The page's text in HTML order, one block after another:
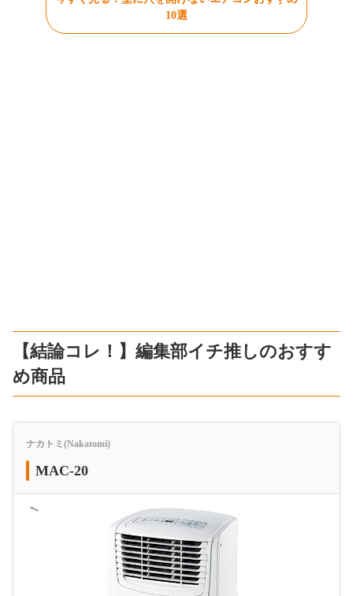
10選
【結論コレ！】編集部イチ推しのおすす
め商品
ナカトミ(Nakatomi)
MAC-20
＜